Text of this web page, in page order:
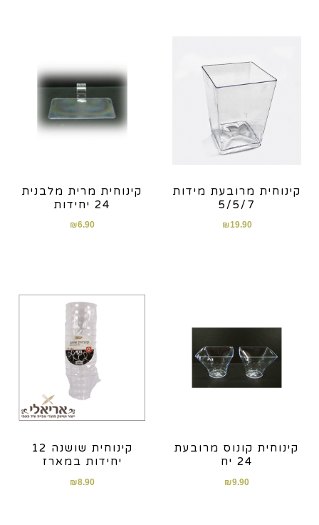
קינוחית מרובעת מידות
5/5/7
₪19.90
קינוחית מרית מלבנית
24 יחידות
₪6.90
קינוחית קונוס מרובעת
24 יח
₪9.90
קינוחית שושנה 12
יחידות במארז
₪8.90